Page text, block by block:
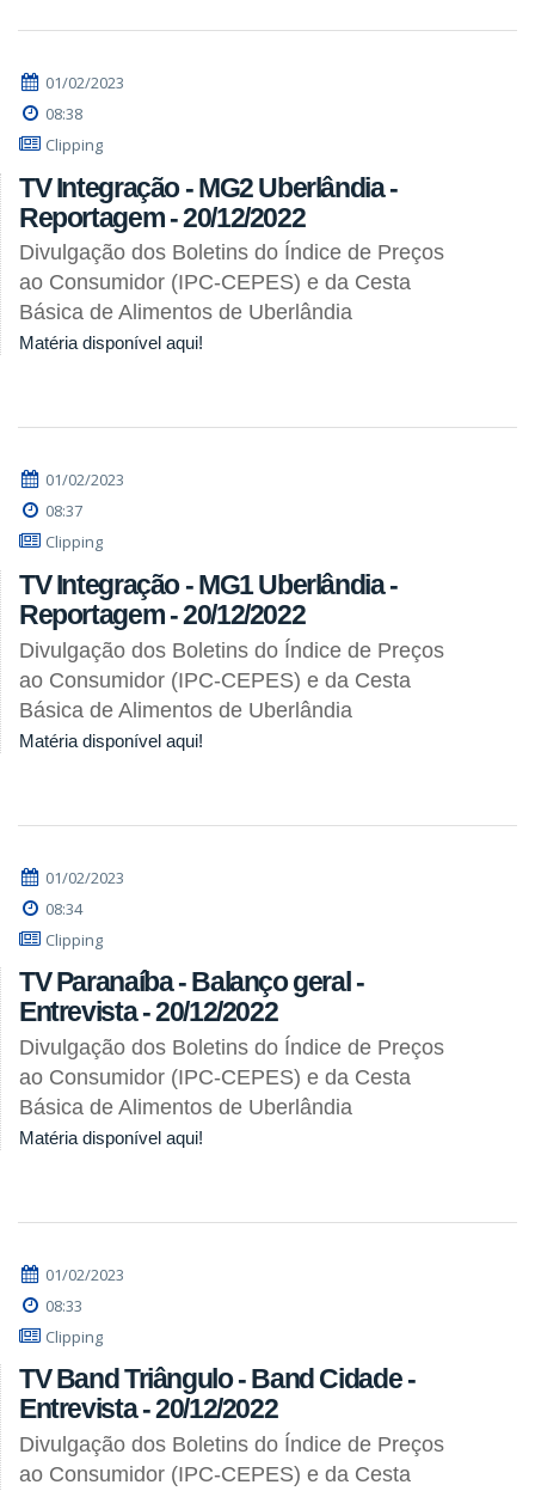
01/02/2023
08:38
Clipping
TV Integração - MG2 Uberlândia -
Reportagem - 20/12/2022
Divulgação dos Boletins do Índice de Preços
ao Consumidor (IPC-CEPES) e da Cesta
Básica de Alimentos de Uberlândia
Matéria disponível aqui!
01/02/2023
08:37
Clipping
TV Integração - MG1 Uberlândia -
Reportagem - 20/12/2022
Divulgação dos Boletins do Índice de Preços
ao Consumidor (IPC-CEPES) e da Cesta
Básica de Alimentos de Uberlândia
Matéria disponível aqui!
01/02/2023
08:34
Clipping
TV Paranaíba - Balanço geral -
Entrevista - 20/12/2022
Divulgação dos Boletins do Índice de Preços
ao Consumidor (IPC-CEPES) e da Cesta
Básica de Alimentos de Uberlândia
Matéria disponível aqui!
01/02/2023
08:33
Clipping
TV Band Triângulo - Band Cidade -
Entrevista - 20/12/2022
Divulgação dos Boletins do Índice de Preços
ao Consumidor (IPC-CEPES) e da Cesta